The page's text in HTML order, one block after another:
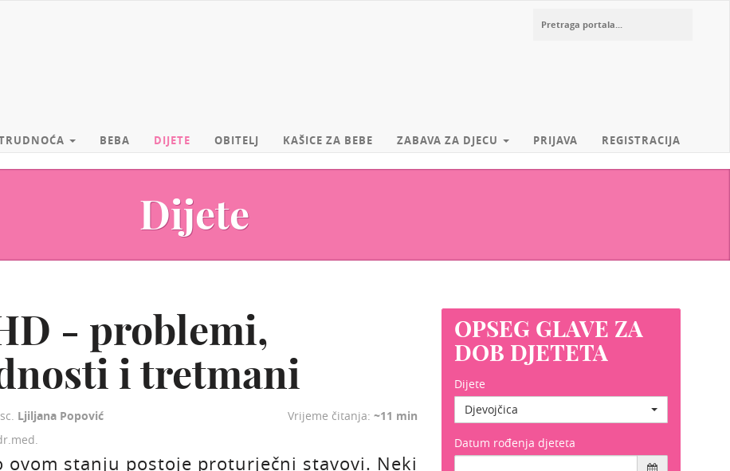
BEBA DIJETE OBITELJ KAŠICE ZA BEBE ZABAVA ZA DJECU PRIJAVA REGISTRACIJA
Dijete
- problemi,
i tretmani
Ljiljana Popović
Vrijeme čitanja: ~11 min
ovom stanju postoje proturječni stavovi. Neki
OPSEG GLAVE ZA
DOB DJETETA
Dijete
Djevojčica
Datum rođenja djeteta